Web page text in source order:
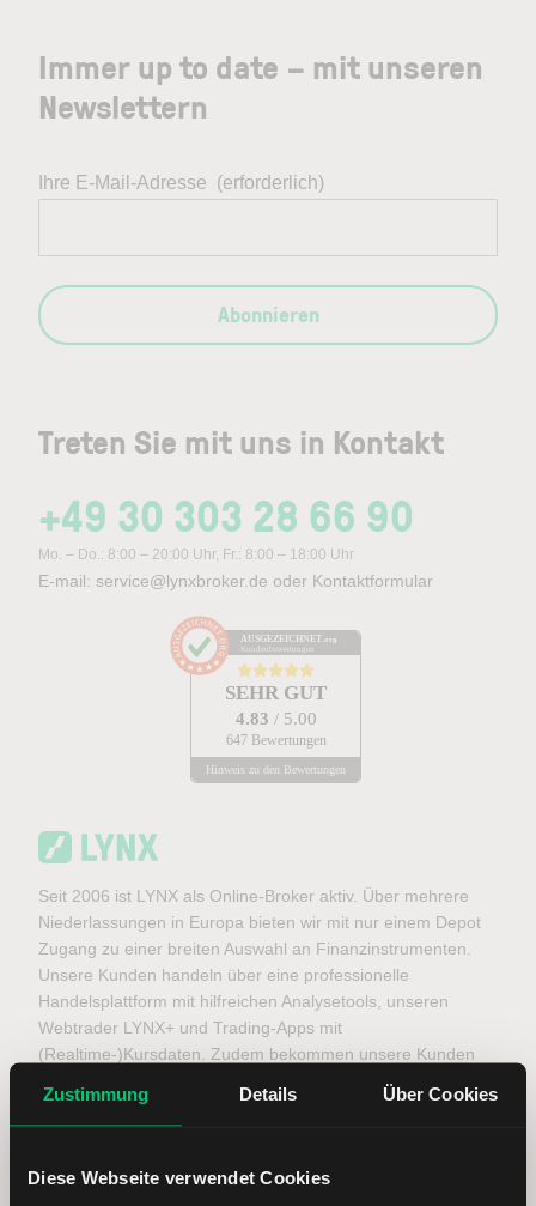
Zustimmung Details Über Cookies
Diese Webseite verwendet Cookies
Treten Sie mit uns in Kontakt
+49 30 303 28 66 90
Mo. – Do.: 8:00 – 20:00 Uhr, Fr.: 8:00 – 18:00 Uhr
E-mail: service@lynxbroker.de oder Kontaktformular
AUSGEZEICHNET .org
Kundenbewertungen
SEHR GUT
4.83 / 5.00
647 Bewertungen
Hinweis zu den Bewertungen
Immer up to date – mit unseren
Newslettern
Ihre E-Mail-Adresse (erforderlich)
Abonnieren
Seit 2006 ist LYNX als Online-Broker aktiv. Über mehrere
Niederlassungen in Europa bieten wir mit nur einem Depot
Zugang zu einer breiten Auswahl an Finanzinstrumenten.
Unsere Kunden handeln über eine professionelle
Handelsplattform mit hilfreichen Analysetools, unseren
Webtrader LYNX+ und Trading-Apps mit
(Realtime-)Kursdaten. Zudem bekommen unsere Kunden
Service durch qualifizierte Experten. Darüber hinaus stellt
das LYNX Börsen- & Wissensportal aktuelle
Börsennachrichten, Marktanalysen und edukative Inhalte
asiatischen Märkte. Bitte beachten Sie: LYNX erteilt keine